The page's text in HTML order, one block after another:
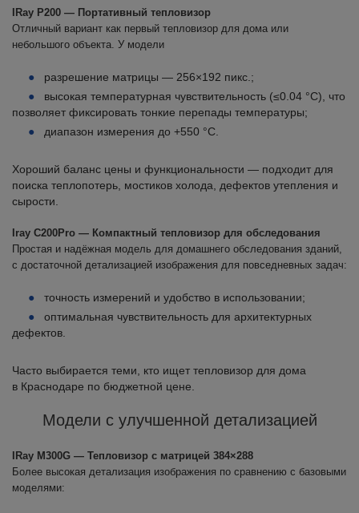
IRay P200 — Портативный тепловизор
Отличный вариант как первый тепловизор для дома или
небольшого объекта. У модели
разрешение матрицы — 256×192 пикс.;
высокая температурная чувствительность (≤0.04 °C), что
позволяет фиксировать тонкие перепады температуры;
диапазон измерения до +550 °C.
Хороший баланс цены и функциональности — подходит для
поиска теплопотерь, мостиков холода, дефектов утепления и
сырости.
Iray C200Pro — Компактный тепловизор для обследования
Простая и надёжная модель для домашнего обследования зданий,
с достаточной детализацией изображения для повседневных задач:
точность измерений и удобство в использовании;
оптимальная чувствительность для архитектурных
дефектов.
Часто выбирается теми, кто ищет тепловизор для дома
в Краснодаре по бюджетной цене.
Модели с улучшенной детализацией
IRay M300G — Тепловизор с матрицей 384×288
Более высокая детализация изображения по сравнению с базовыми
моделями: